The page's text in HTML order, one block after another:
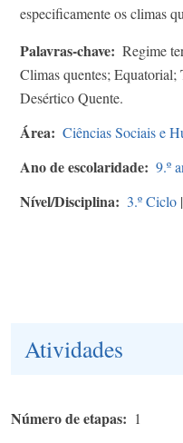
especificamente os climas
Palavras-chave
Regime
Climas quentes;
Desértico Quente.
Área Ciências Sociais e
Ano de escolaridade 9.º
Nível/Disciplina 3.º Ciclo |
Atividades
Número de etapas 1